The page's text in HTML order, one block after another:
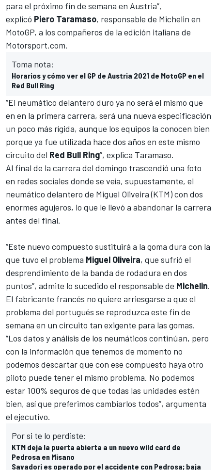
para el próximo fin de semana en Austria”,
explicó Piero Taramaso, responsable de Michelin en
MotoGP, a los compañeros de la edición italiana de
Motorsport.com.
Toma nota:
Horarios y cómo ver el GP de Austria 2021 de MotoGP en el
Red Bull Ring
“El neumático delantero duro ya no será el mismo que
en en la primera carrera, será una nueva especificación
un poco más rígida, aunque los equipos la conocen bien
porque ya fue utilizada hace dos años en este mismo
circuito del Red Bull Ring”, explica Taramaso.
Al final de la carrera del domingo trascendió una foto
en redes sociales donde se veía, supuestamente, el
neumático delantero de Miguel Oliveira(KTM) con dos
enormes agujeros, lo que le llevó a abandonar la carrera
antes del final.
“Este nuevo compuesto sustituirá a la goma dura con la
que tuvo el problema Miguel Oliveira, que sufrió el
desprendimiento de la banda de rodadura en dos
puntos”, admite lo sucedido el responsable de Michelin.
El fabricante francés no quiere arriesgarse a que el
problema del portugués se reproduzca este fin de
semana en un circuito tan exigente para las gomas.
“Los datos y análisis de los neumáticos continúan, pero
con la información que tenemos de momento no
podemos descartar que con ese compuesto haya otro
piloto puede tener el mismo problema. No podemos
estar 100% seguros de que todas las unidades estén
bien, así que preferimos cambiarlos todos”, argumenta
el ejecutivo.
Por si te lo perdiste:
KTM deja la puerta abierta a un nuevo wild card de
Pedrosa en Misano
Savadori es operado por el accidente con Pedrosa; baja